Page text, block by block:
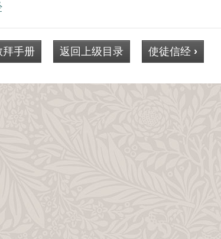
拜手册 返回上级目录 使徒信经 ›